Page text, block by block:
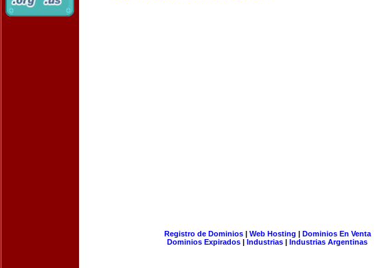
Registro de Dominios| Web Hosting | Dominios En Venta
Dominios Expirados | Industrias | Industrias Argentinas